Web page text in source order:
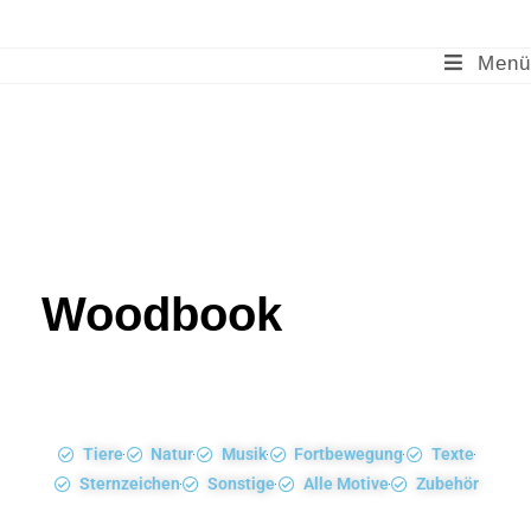
Menü
Woodbook
Tiere Natur Musik Fortbewegung
Texte
Sternzeichen
Sonstige Alle Motive Zubehör